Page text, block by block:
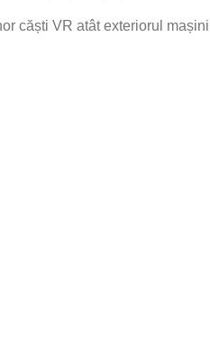
căști VR atât exteriorul